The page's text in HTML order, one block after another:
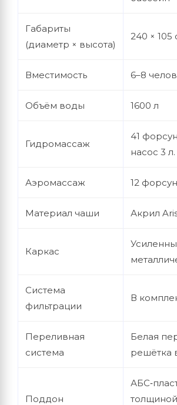
Габариты
(диаметр × высота)
240 × 105
Вместимость 6–8
Объём воды 1600 л
Гидромассаж
41
насос 3 л.
Аэромассаж 12
Материал чаши Акрил
Каркас
Система
фильтрации
В
Переливная
система
Белая
решётка
Поддон